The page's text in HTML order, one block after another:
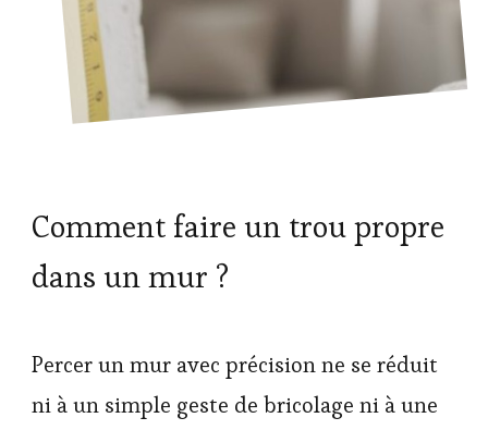
Comment faire un trou propre
dans un mur ?
Percer un mur avec précision ne se réduit
ni à un simple geste de bricolage ni à une